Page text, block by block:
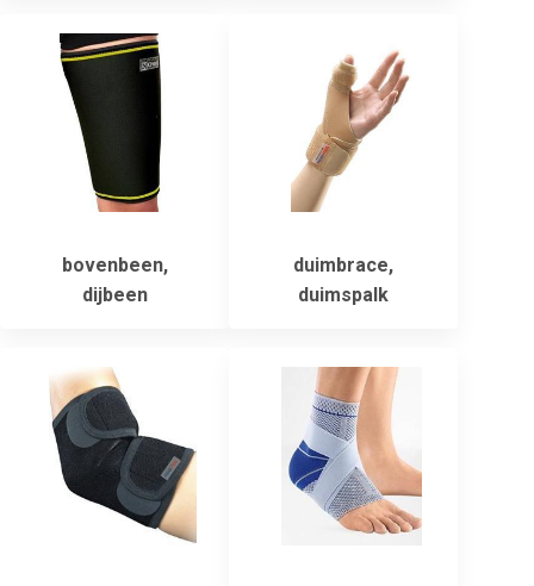
bovenbeen,
dijbeen
duimbrace,
duimspalk